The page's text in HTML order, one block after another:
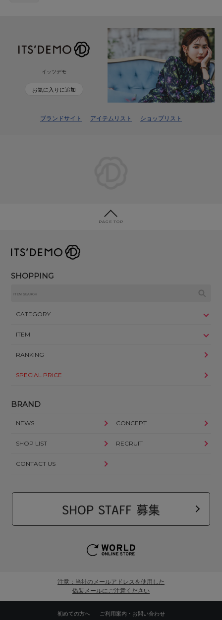
イッツデモ
お気に入りに追加
ブランドサイト アイテムリスト ショップリスト
PAGE TOP
SHOPPING
CATEGORY
ITEM
RANKING
SPECIAL PRICE
BRAND
NEWS CONCEPT
SHOP LIST RECRUIT
CONTACT US
SHOP STAFF 募集
注意：当社のメールアドレスを使用した
偽装メールにご注意ください
初めての方へ ご利用案内・お問い合わせ